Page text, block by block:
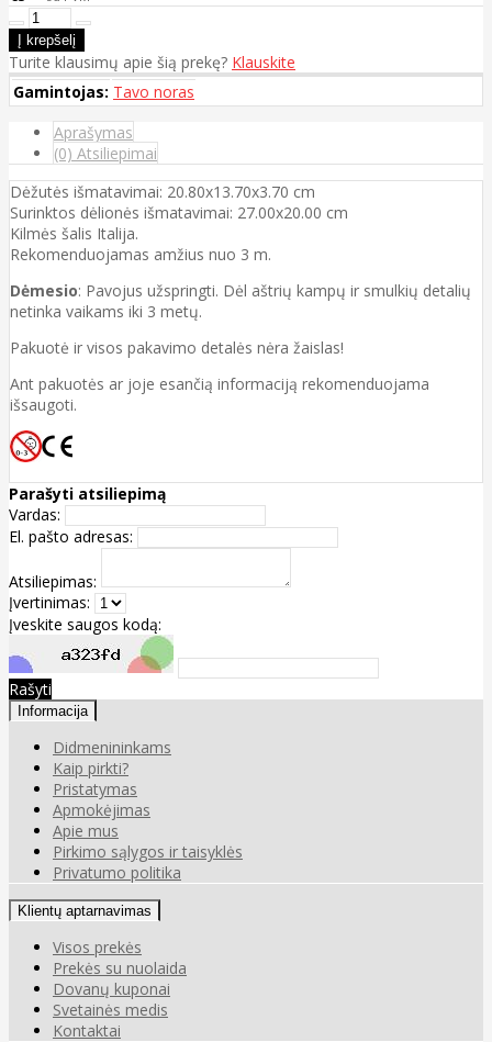
Turite klausimų apie šią prekę? Klauskite
Gamintojas: Tavo noras
Aprašymas
(0) Atsiliepimai
Dėžutės išmatavimai: 20.80x13.70x3.70 cm
Surinktos dėlionės išmatavimai: 27.00x20.00 cm
Kilmės šalis Italija.
Rekomenduojamas amžius nuo 3 m.
Dėmesio: Pavojus užspringti. Dėl aštrių kampų ir smulkių detalių
netinka vaikams iki 3 metų.
Pakuotė ir visos pakavimo detalės nėra žaislas!
Ant pakuotės ar joje esančią informaciją rekomenduojama
išsaugoti.
Parašyti atsiliepimą
Vardas:
El. pašto adresas:
Atsiliepimas:
Įvertinimas:
Įveskite saugos kodą:
Rašyti
Informacija
Didmenininkams
Kaip pirkti?
Pristatymas
Apmokėjimas
Apie mus
Pirkimo sąlygos ir taisyklės
Privatumo politika
Klientų aptarnavimas
Visos prekės
Prekės su nuolaida
Dovanų kuponai
Svetainės medis
Kontaktai